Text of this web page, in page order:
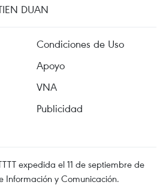
DUAN
Condiciones de Uso
Apoyo
VNA
Publicidad
expedida el 11 de septiembre de
Información y Comunicación.